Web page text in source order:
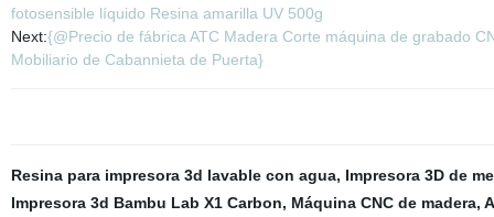
fotosensible líquido Resina amarilla UV 500g
Next:{@Precio de fábrica ATC Madera Corte máquina de grabado
Mobiliario de Cabannieta de Puerta}
Resina para impresora 3d lavable con agua, Impresora 3D de
Impresora 3d Bambu Lab X1 Carbon, Máquina CNC de madera,